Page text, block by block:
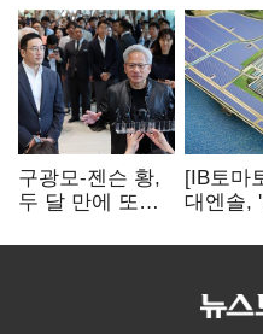
구광모-젠슨 황,
두 달 만에 또
등 논의
[IB토마
대엔솔,
세액공